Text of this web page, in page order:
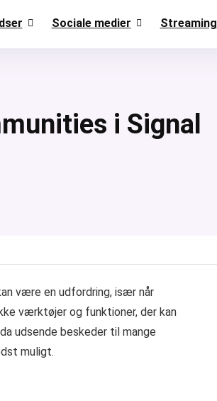
Sociale medier Streaming
i Signal
være en udfordring, især når
værktøjer og funktioner, der kan
udsende beskeder til mange
muligt.